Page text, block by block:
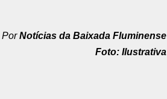
PorNotícias da Baixada Fluminense
Foto: Ilustrativa